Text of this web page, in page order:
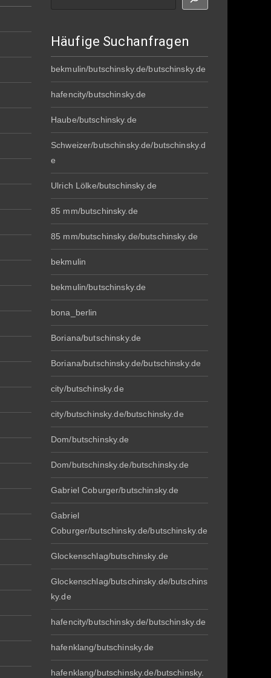
Häufige Suchanfragen
bekmulin/butschinsky.de/butschinsky.de
hafencity/butschinsky.de
Haube/butschinsky.de
Schweizer/butschinsky.de/butschinsky.d
e
Ulrich Lölke/butschinsky.de
85 mm/butschinsky.de
85 mm/butschinsky.de/butschinsky.de
bekmulin
bekmulin/butschinsky.de
bona_berlin
Boriana/butschinsky.de
Boriana/butschinsky.de/butschinsky.de
city/butschinsky.de
city/butschinsky.de/butschinsky.de
Dom/butschinsky.de
Dom/butschinsky.de/butschinsky.de
Gabriel Coburger/butschinsky.de
Gabriel
Coburger/butschinsky.de/butschinsky.de
Glockenschlag/butschinsky.de
Glockenschlag/butschinsky.de/butschins
ky.de
hafencity/butschinsky.de/butschinsky.de
hafenklang/butschinsky.de
hafenklang/butschinsky.de/butschinsky.